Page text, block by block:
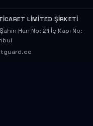
LİMİTED ŞİRKETİ
Han No: 21 İç Kapı No: